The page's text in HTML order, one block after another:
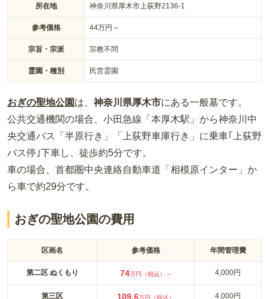
所在地 神奈川県厚木市上荻野2136-1
参考価格 44万円～
宗旨・宗派 宗教不問
霊園・種別 民営霊園
おぎの聖地公園は、 神奈川県厚木市にある一般墓です。
公共交通機関の場合 、小田急線「本厚木駅」から神奈川中
央交通バス「半原行き」「上荻野車庫行き」に乗車｢上荻野
バス停｣下車し、徒歩約5分です。
車の場合 、首都圏中央連絡自動車道「相模原インター」か
ら車で約29分です。
おぎの聖地公園の費用
区画名 参考価格 年間管理費
第二区 ぬくもり 74万円（税込）～ 4,000円
第三区 109.6万円（税込） 4,000円